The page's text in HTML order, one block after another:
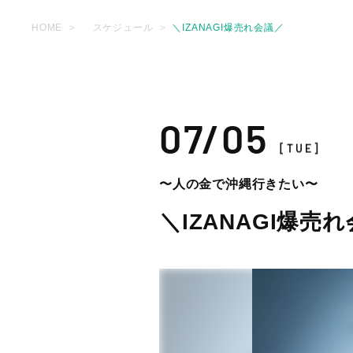
HOME スケジュール ＼IZANAGI爆売れ会議／
07/05 [TUE]
〜人の金で沖縄行きたい〜
＼IZANAGI爆売